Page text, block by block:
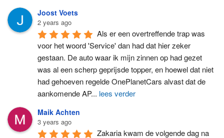
Joost Voets
2 years ago
Als er een overtreffende trap was
voor het woord 'Service' dan had dat hier zeker
gestaan. De auto waar ik mijn zinnen op had gezet
was al een scherp geprijsde topper, en hoewel dat niet
had gehoeven regelde OnePlanetCars alvast dat de
aankomende AP... lees verder
Maik Achten
3 years ago
Zakaria kwam de volgende dag na